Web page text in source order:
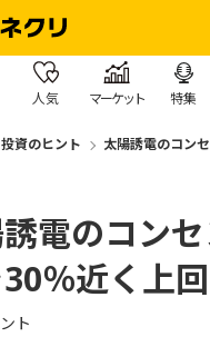
人気 マーケット 特集
投資のヒント 太陽誘電のコン
電のコン
％近く上
ト